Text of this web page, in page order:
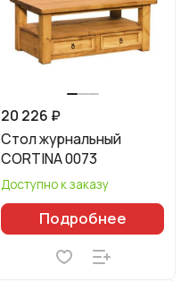
20 226 ₽
Стол журнальный
CORTINA 0073
Доступно к заказу
Подробнее